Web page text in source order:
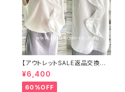
【アウトレットSALE返品交換不
可8/20まで】イタリア製 CASA
DEILUCA ITALY｜前フリル＆B
IGフリルトップス /ホワイト
¥6,400
60%OFF